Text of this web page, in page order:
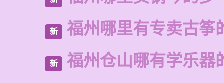
新 福州哪里有专卖古筝
新 福州仓山哪有学乐器